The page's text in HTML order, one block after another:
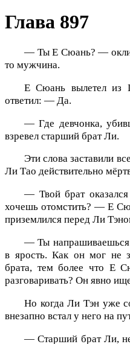
Глава 897
— Ты Е Сюань? —
то мужчина.
Е Сюань вылетел из
ответил: — Да.
— Где девчонка,
взревел старший брат Ли.
Эти слова заставили
Ли Тао действительно
— Твой брат
хочешь отомстить? — Е
приземлился перед Ли
— Ты
в ярость. Как он мог не
брата, тем более что Е
разговаривать? Он явно
Но когда Ли Тэн уже
внезапно встал у него на
— Старший брат Ли,